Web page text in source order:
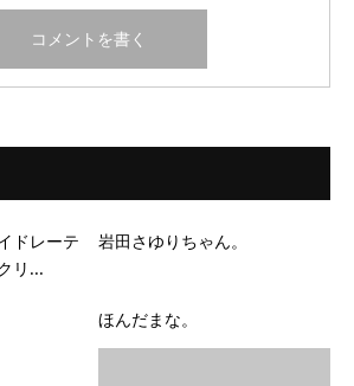
ドレーテ
リ...
岩田さゆりちゃん。
ほんだまな。